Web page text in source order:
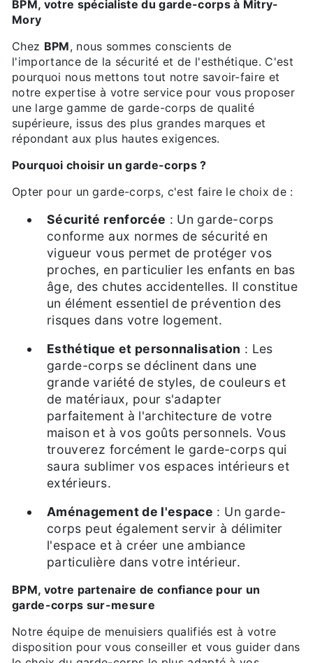
BPM, votre spécialiste du garde-corps à Mitry-
Mory
Chez BPM, nous sommes conscients de
l'importance de la sécurité et de l'esthétique. C'est
pourquoi nous mettons tout notre savoir-faire et
notre expertise à votre service pour vous proposer
une large gamme de garde-corps de qualité
supérieure, issus des plus grandes marques et
répondant aux plus hautes exigences.
Pourquoi choisir un garde-corps ?
Opter pour un garde-corps, c'est faire le choix de :
Sécurité renforcée : Un garde-corps
conforme aux normes de sécurité en
vigueur vous permet de protéger vos
proches, en particulier les enfants en bas
âge, des chutes accidentelles. Il constitue
un élément essentiel de prévention des
risques dans votre logement.
Esthétique et personnalisation : Les
garde-corps se déclinent dans une
grande variété de styles, de couleurs et
de matériaux, pour s'adapter
parfaitement à l'architecture de votre
maison et à vos goûts personnels. Vous
trouverez forcément le garde-corps qui
saura sublimer vos espaces intérieurs et
extérieurs.
Aménagement de l'espace : Un garde-
corps peut également servir à délimiter
l'espace et à créer une ambiance
particulière dans votre intérieur.
BPM, votre partenaire de confiance pour un
garde-corps sur-mesure
Notre équipe de menuisiers qualifiés est à votre
disposition pour vous conseiller et vous guider dans